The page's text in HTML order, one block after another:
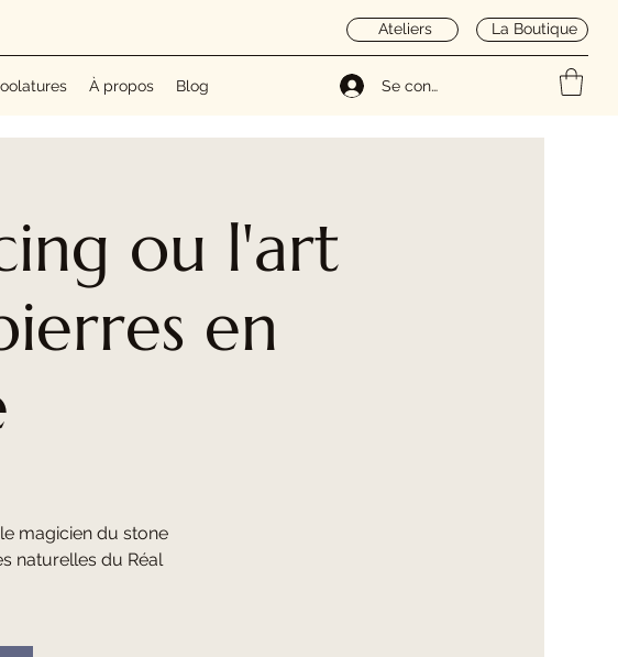
Ateliers La Boutique
À propos Blog Se connecter
ou l'art
en
magicien du stone
naturelles du Réal